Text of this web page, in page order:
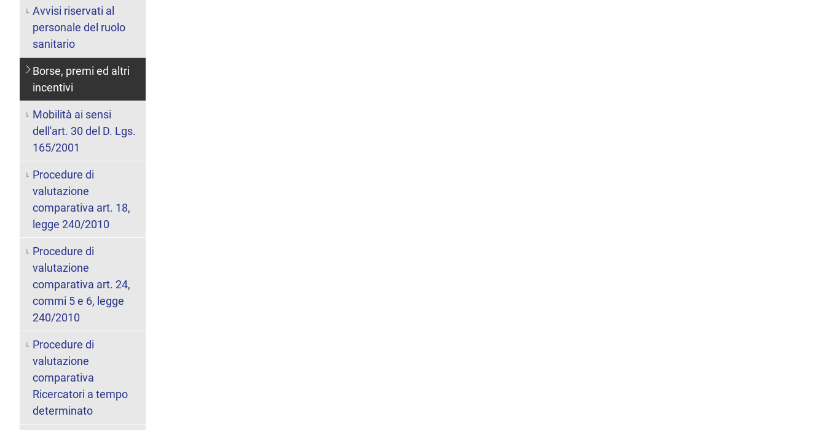
Avvisi riservati al
personale del ruolo
sanitario
Borse, premi ed altri
incentivi
Mobilità ai sensi
dell'art. 30 del D. Lgs.
165/2001
Procedure di
valutazione
comparativa art. 18,
legge 240/2010
Procedure di
valutazione
comparativa art. 24,
commi 5 e 6, legge
240/2010
Procedure di
valutazione
comparativa
Ricercatori a tempo
determinato